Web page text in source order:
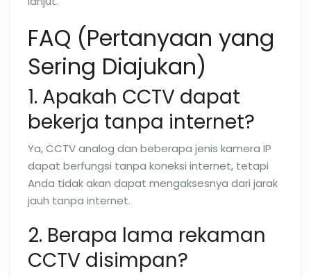
FAQ (Pertanyaan yang
Sering Diajukan)
1. Apakah CCTV dapat
bekerja tanpa internet?
Ya, CCTV analog dan beberapa jenis kamera IP
dapat berfungsi tanpa koneksi internet, tetapi
Anda tidak akan dapat mengaksesnya dari jarak
jauh tanpa internet.
2. Berapa lama rekaman
CCTV disimpan?